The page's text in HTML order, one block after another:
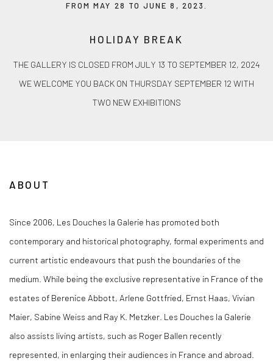
FROM MAY 28 TO JUNE 8, 2023.
HOLIDAY BREAK
THE GALLERY IS CLOSED FROM JULY 13 TO SEPTEMBER 12, 2024
WE WELCOME YOU BACK ON THURSDAY SEPTEMBER 12 WITH
TWO NEW EXHIBITIONS
ABOUT
Since 2006, Les Douches la Galerie has promoted both
contemporary and historical photography, formal experiments and
current artistic endeavours that push the boundaries of the
medium. While being the exclusive representative in France of the
estates of Berenice Abbott, Arlene Gottfried, Ernst Haas, Vivian
Maier, Sabine Weiss and Ray K. Metzker. Les Douches la Galerie
also assists living artists, such as Roger Ballen recently
represented, in enlarging their audiences in France and abroad.